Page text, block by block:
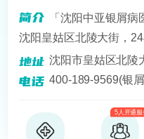
「沈阳中亚银屑
沈阳皇姑区北陵大街，
189-9569！沈阳中亚在
银屑病上面取得很好的成
沈阳市皇姑区北陵
400-189-9569(银
5人开通服